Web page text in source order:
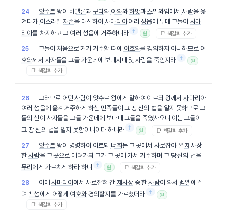
24 앗수르 왕이 바벨론과구다와 아와와 하맛과 스발와임에서 사람을 옮
겨다가 이스라엘 자손을 대신하여 사마리아여러성읍에 두매 그들이 사마
리아를 차지하고 그 여러성읍에 거주하니라 † 원 📑 책갈피 추가
25 그들이 처음으로 거기 거주할 때에 여호와를 경외하지 아니하므로 여
호와께서 사자들을 그들 가운데에 보내시매 몇사람을 죽인지라 † 원
📑 책갈피 추가
26 그러므로어떤사람이 앗수르 왕에게 말하여 이르되 왕께서 사마리아
여러 성읍에 옮겨 거주하게 하신 민족들이 그 땅 신의 법을 알지 못하므로 그
들의 신이 사자들을 그들 가운데에 보내매 그들을 죽였사오니 이는 그들이
그 땅 신의 법을 알지 못함이니이다 하니라 † 원 📑 책갈피 추가
27 앗수르 왕이 명령하여 이르되 너희는 그 곳에서 사로잡아 온 제사장
한 사람을 그 곳으로 데려가되 그가 그 곳에 가서 거주하며 그 땅 신의 법을
무리 에게 가르치게 하라 하니 † 원 📑 책갈피 추가
28 이에 사마리아에서 사로잡혀 간 제사장중 한사람이 와서 벧엘에 살
며 백성에게 어떻게 여호와 경외할지를 가르쳤더라 † 원
📑 책갈피 추가